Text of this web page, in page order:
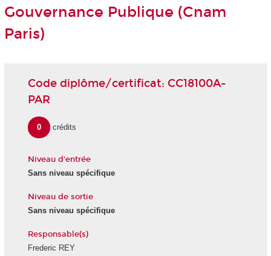
Gouvernance Publique (Cnam
Paris)
Code diplôme/certificat: CC18100A-
PAR
0 crédits
Niveau d'entrée
Sans niveau spécifique
Niveau de sortie
Sans niveau spécifique
Responsable(s)
Frederic REY